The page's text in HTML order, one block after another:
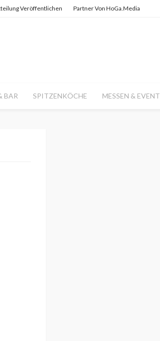
Veröffentlichen Partner Von HoGa.Media
BAR SPITZENKÖCHE MESSEN & EVENT